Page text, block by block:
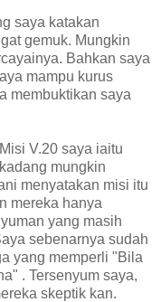
saya katakan
gemuk. Mungkin
Bahkan saya
mampu kurus
membuktikan saya
V.20 saya iaitu
mungkin
menyatakan misi itu
mereka hanya
yang masih
sebenarnya sudah
yang memperli "Bila
. Tersenyum saya,
skeptik kan.